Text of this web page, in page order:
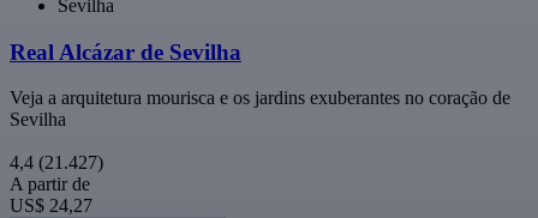
Sevilha
Real Alcázar de Sevilha
Veja a arquitetura mourisca e os jardins exuberantes no coração de
Sevilha
4,4 (21.427)
A partir de
US$ 24,27